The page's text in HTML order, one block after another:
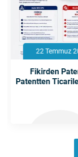
22 Temmuz
Fikirden
Patentten